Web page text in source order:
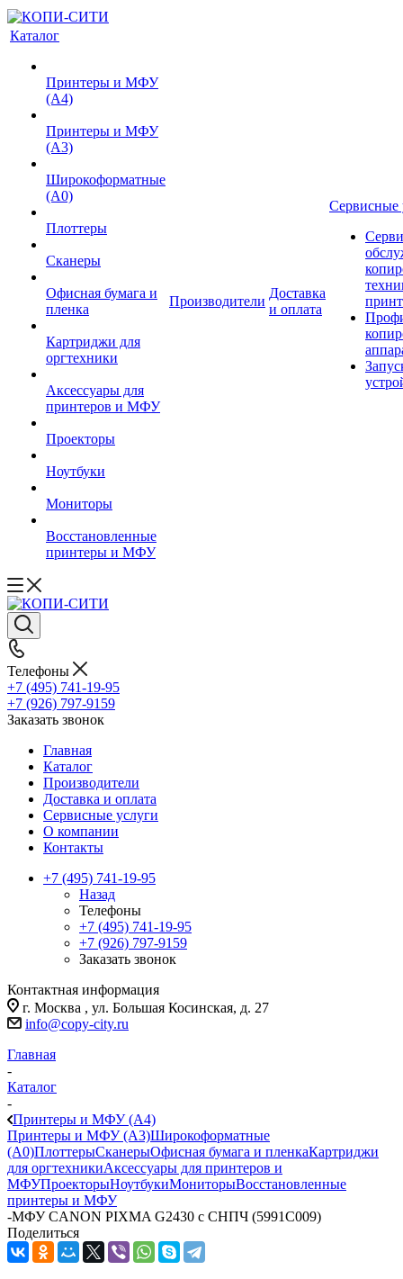
Каталог
Принтеры и МФУ
(А4)
Принтеры и МФУ
(А3)
Широкоформатные
(А0)
Плоттеры
Сканеры
Офисная бумага и
пленка
Картриджи для
оргтехники
Аксессуары для
принтеров и МФУ
Проекторы
Ноутбуки
Мониторы
Восстановленные
принтеры и МФУ
Производители
Доставка
и оплата
Сервисные
Телефоны
+7 (495) 741-19-95
+7 (926) 797-9159
Заказать звонок
Главная
Каталог
Производители
Доставка и оплата
Сервисные услуги
О компании
Контакты
+7 (495) 741-19-95
Назад
Телефоны
+7 (495) 741-19-95
+7 (926) 797-9159
Заказать звонок
Контактная информация
г. Москва , ул. Большая Косинская, д. 27
info@copy-city.ru
Главная
-
Каталог
-
Принтеры и МФУ (А4)
Принтеры и МФУ (А3)Широкоформатные
(А0)ПлоттерыСканерыОфисная бумага и пленкаКартриджи
для оргтехникиАксессуары для принтеров и
МФУПроекторыНоутбукиМониторыВосстановленные
принтеры и МФУ
-МФУ CANON PIXMA G2430 с СНПЧ (5991C009)
Поделиться